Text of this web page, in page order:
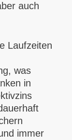
auch
Laufzeiten
was
in
immer